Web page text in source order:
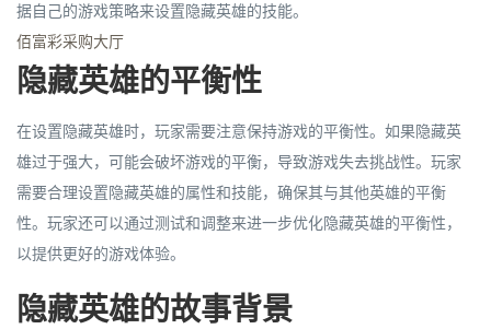
据自己的游戏策略来设置隐藏英雄的技能。
佰富彩采购大厅
隐藏英雄的平衡性
在设置隐藏英雄时，玩家需要注意保持游戏的平衡性。如果隐藏英
雄过于强大，可能会破坏游戏的平衡，导致游戏失去挑战性。玩家
需要合理设置隐藏英雄的属性和技能，确保其与其他英雄的平衡
性。玩家还可以通过测试和调整来进一步优化隐藏英雄的平衡性，
以提供更好的游戏体验。
隐藏英雄的故事背景